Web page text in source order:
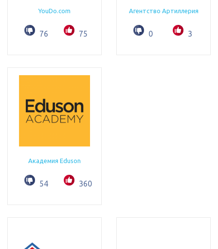
YouDo.com
76 75
Агентство Артиллерия
0 3
Академия Eduson
54 360